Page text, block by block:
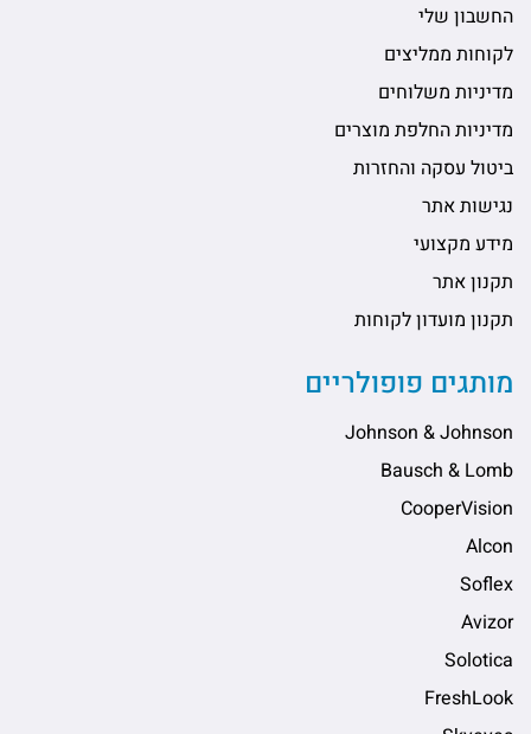
החשבון שלי
לקוחות ממליצים
מדיניות משלוחים
מדיניות החלפת מוצרים
ביטול עסקה והחזרות
נגישות אתר
מידע מקצועי
תקנון אתר
תקנון מועדון לקוחות
מותגים פופולריים
Johnson & Johnson
Bausch & Lomb
CooperVision
Alcon
Soflex
Avizor
Solotica
FreshLook